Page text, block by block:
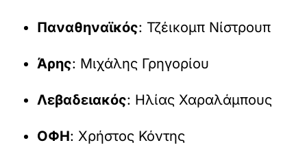
Παναθηναϊκός: Τζέικομπ Νίστρουπ
Άρης: Μιχάλης Γρηγορίου
Λεβαδειακός: Ηλίας Χαραλάμπους
ΟΦΗ: Χρήστος Κόντης